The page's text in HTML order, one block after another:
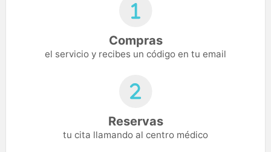
Compras
el servicio y recibes un código en tu email
Reservas
tu cita llamando al centro médico